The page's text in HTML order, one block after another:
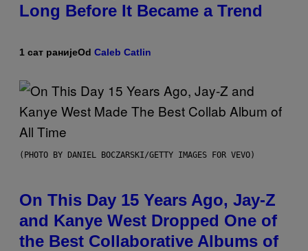
Long Before It Became a Trend
1 сат ранијеOd Caleb Catlin
(PHOTO BY DANIEL BOCZARSKI/GETTY IMAGES FOR VEVO)
On This Day 15 Years Ago, Jay-Z
and Kanye West Dropped One of
the Best Collaborative Albums of